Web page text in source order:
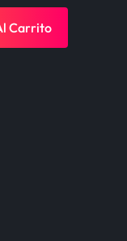
Carrito